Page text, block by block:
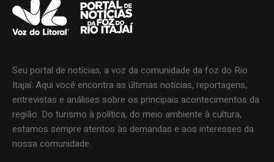
Seu portal de notícias, a voz da comunidade da foz do Rio
Itajaí. Aqui você encontra as últimas notícias, reportagens,
entrevistas e análises sobre os principais acontecimentos da
região. Do turismo à política, do meio ambiente à cultura,
estamos sempre atentos às demandas e aos interesses da
nossa comunidade.